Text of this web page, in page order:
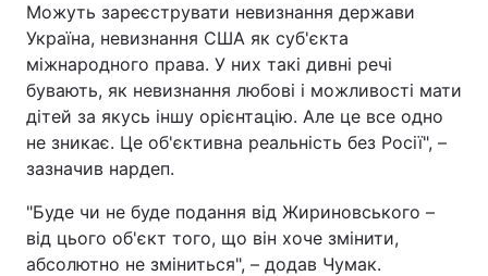
Можуть зареєструвати невизнання держави
Україна, невизнання США як суб'єкта
міжнародного права. У них такі дивні речі
бувають, як невизнання любові і можливості мати
дітей за якусь іншу орієнтацію. Але це все одно
не зникає. Це об'єктивна реальність без Росії", –
зазначив нардеп.
"Буде чи не буде подання від Жириновського –
від цього об'єкт того, що він хоче змінити,
абсолютно не зміниться", – додав Чумак.